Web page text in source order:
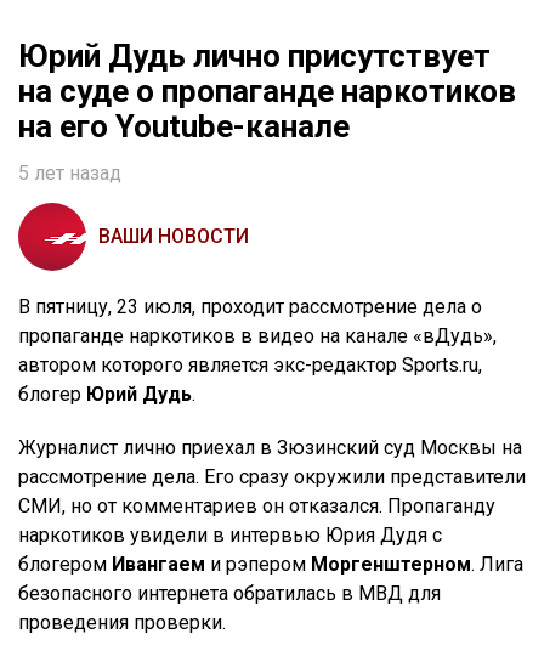
Юрий Дудь лично присутствует
на суде о пропаганде наркотиков
на его Youtube-канале
5 лет назад
ВАШИ НОВОСТИ
В пятницу, 23 июля, проходит рассмотрение дела о
пропаганде наркотиков в видео на канале «вДудь»,
автором которого является экс-редактор Sports.ru,
блогер Юрий Дудь.
Журналист лично приехал в Зюзинский суд Москвы на
рассмотрение дела. Его сразу окружили представители
СМИ, но от комментариев он отказался. Пропаганду
наркотиков увидели в интервью Юрия Дудя с
блогером Ивангаем и рэпером Моргенштерном. Лига
безопасного интернета обратилась в МВД для
проведения проверки.